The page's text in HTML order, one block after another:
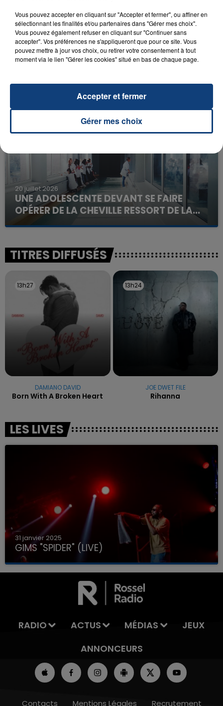
23 juillet 2026
SON BÉBÉ ENTRE LA VIE ET LA...
Un homme s'est immolé par le feu après avoir
aspergé sa compagne et leur bébé de trois mois
d'un liquide inflammable.
20 juillet 2026
UNE ADOLESCENTE DEVANT SE FAIRE
OPÉRER DE LA CHEVILLE RESSORT DE LA...
La famille a porté plainte contre la clinique qui a
excuses.
TITRES DIFFUSÉS
13h27
13h27
DAMIANO DAVID
Born With A Broken Heart
13h24
13h24
JOE DWET FILE
Rihanna
LES LIVES
31 janvier 2025
GIMS "SPIDER" (LIVE)
RADIO ACTUS MÉDIAS
JEUX
ANNONCEURS
Contacts Mentions Légales Recrutement
Vous pouvez accepter en cliquant sur "Accepter et fermer", ou affiner en
sélectionnant les finalités et/ou partenaires dans "Gérer mes choix".
Vous pouvez également refuser en cliquant sur "Continuer sans
accepter". Vos préférences ne s'appliqueront que pour ce site. Vous
pouvez mettre à jour vos choix, ou retirer votre consentement à tout
moment via le lien "Gérer les cookies" situé en bas de chaque page.
Gérer mes choix
Accepter et fermer